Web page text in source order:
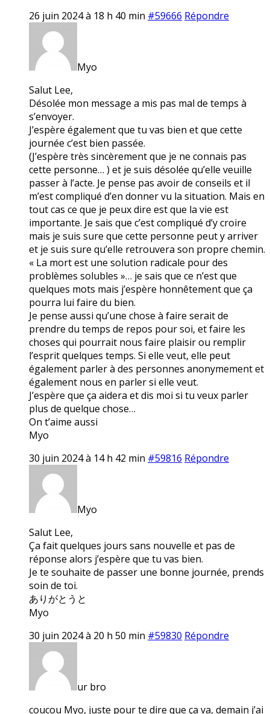
26 juin 2024 à 18 h 40 min #59666 Répondre
Myo
Salut Lee,
Désolée mon message a mis pas mal de temps à
s’envoyer.
J’espère également que tu vas bien et que cette
journée c’est bien passée.
(J’espère très sincèrement que je ne connais pas
cette personne… ) et je suis désolée qu’elle veuille
passer à l’acte. Je pense pas avoir de conseils et il
m’est compliqué d’en donner vu la situation. Mais en
tout cas ce que je peux dire est que la vie est
importante. Je sais que c’est compliqué d’y croire
mais je suis sure que cette personne peut y arriver
et je suis sure qu’elle retrouvera son propre chemin.
« La mort est une solution radicale pour des
problèmes solubles »… je sais que ce n’est que
quelques mots mais j’espère honnêtement que ça
pourra lui faire du bien.
Je pense aussi qu’une chose à faire serait de
prendre du temps de repos pour soi, et faire les
choses qui pourrait nous faire plaisir ou remplir
l’esprit quelques temps. Si elle veut, elle peut
également parler à des personnes anonymement et
également nous en parler si elle veut.
J’espère que ça aidera et dis moi si tu veux parler
plus de quelque chose…
On t’aime aussi
Myo
30 juin 2024 à 14 h 42 min #59816 Répondre
Myo
Salut Lee,
Ça fait quelques jours sans nouvelle et pas de
réponse alors j’espère que tu vas bien.
Je te souhaite de passer une bonne journée, prends
soin de toi.
ありがとうと
Myo
30 juin 2024 à 20 h 50 min #59830 Répondre
ur bro
coucou Myo, juste pour te dire que ça va, demain j’ai